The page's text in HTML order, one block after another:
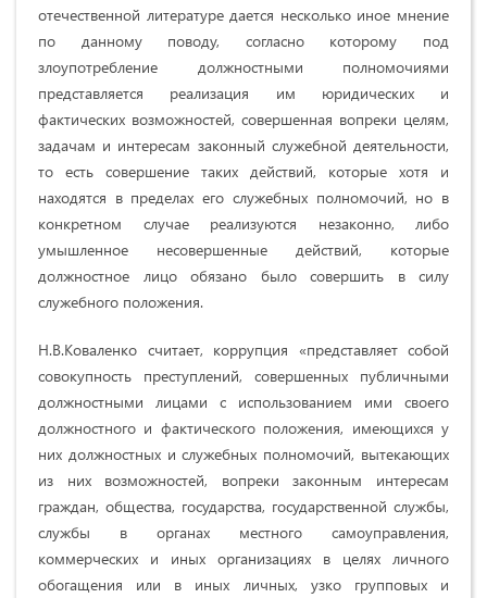
отечественной литературе дается несколько иное мнение
по данному поводу, согласно которому под
злоупотребление должностными полномочиями
представляется реализация им юридических и
фактических возможностей, совершенная вопреки целям,
задачам и интересам законный служебной деятельности,
то есть совершение таких действий, которые хотя и
находятся в пределах его служебных полномочий, но в
конкретном случае реализуются незаконно, либо
умышленное несовершенные действий, которые
должностное лицо обязано было совершить в силу
служебного положения.
Н.В.Коваленко считает, коррупция «представляет собой
совокупность преступлений, совершенных публичными
должностными лицами с использованием ими своего
должностного и фактического положения, имеющихся у
них должностных и служебных полномочий, вытекающих
из них возможностей, вопреки законным интересам
граждан, общества, государства, государственной службы,
службы в органах местного самоуправления,
коммерческих и иных организациях в целях личного
обогащения или в иных личных, узко групповых и